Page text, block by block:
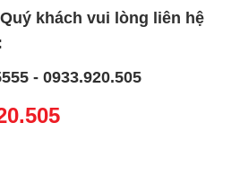
khách vui lòng liên hệ
- 0933.920.505